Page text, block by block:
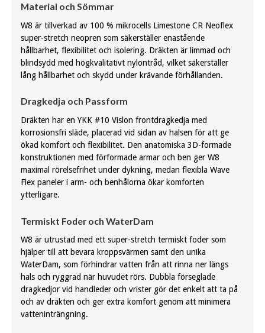
Material och Sömmar
W8 är tillverkad av 100 % mikrocells Limestone CR Neoflex
super-stretch neopren som säkerställer enastående
hållbarhet, flexibilitet och isolering. Dräkten är limmad och
blindsydd med högkvalitativt nylontråd, vilket säkerställer
lång hållbarhet och skydd under krävande förhållanden.
Dragkedja och Passform
Dräkten har en YKK #10 Vislon frontdragkedja med
korrosionsfri släde, placerad vid sidan av halsen för att ge
ökad komfort och flexibilitet. Den anatomiska 3D-formade
konstruktionen med förformade armar och ben ger W8
maximal rörelsefrihet under dykning, medan flexibla Wave
Flex paneler i arm- och benhålorna ökar komforten
ytterligare.
Termiskt Foder och WaterDam
W8 är utrustad med ett super-stretch termiskt foder som
hjälper till att bevara kroppsvärmen samt den unika
WaterDam, som förhindrar vatten från att rinna ner längs
hals och ryggrad när huvudet rörs. Dubbla förseglade
dragkedjor vid handleder och vrister gör det enkelt att ta på
och av dräkten och ger extra komfort genom att minimera
vatteninträngning.